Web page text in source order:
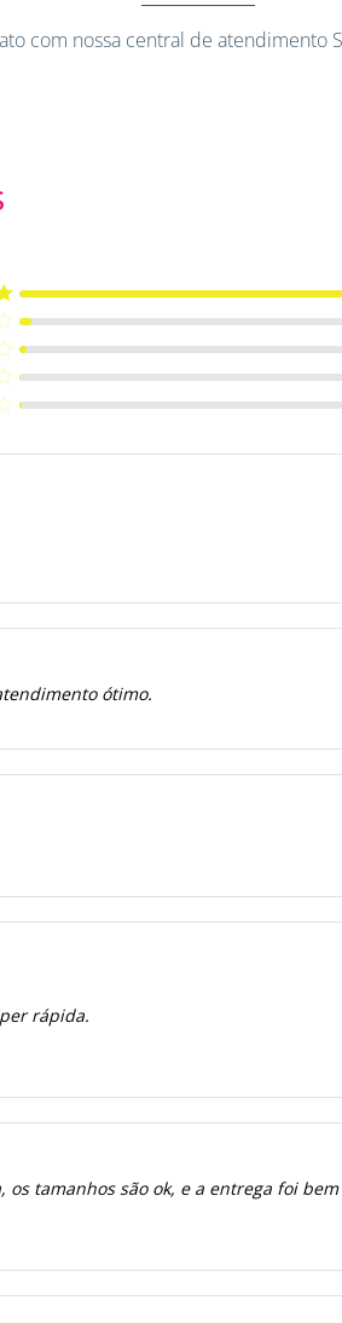
com nossa central de atendimento
ótimo.
rápida.
os tamanhos são ok, e a entrega foi